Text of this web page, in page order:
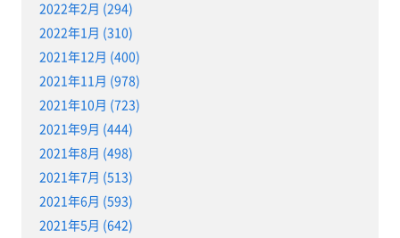
2022年2月 (294)
2022年1月 (310)
2021年12月 (400)
2021年11月 (978)
2021年10月 (723)
2021年9月 (444)
2021年8月 (498)
2021年7月 (513)
2021年6月 (593)
2021年5月 (642)